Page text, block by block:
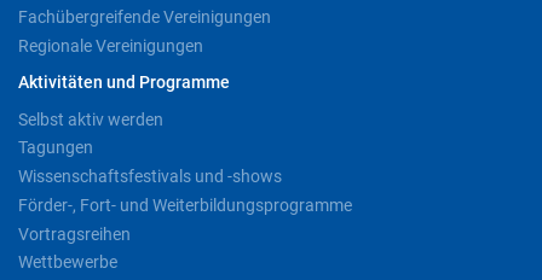
Fachübergreifende Vereinigungen
Regionale Vereinigungen
Aktivitäten und Programme
Selbst aktiv werden
Tagungen
Wissenschaftsfestivals und -shows
Förder-, Fort- und Weiterbildungsprogramme
Vortragsreihen
Wettbewerbe